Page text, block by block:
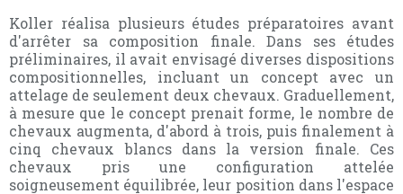
Koller réalisa plusieurs études préparatoires avant
d'arrêter sa composition finale. Dans ses études
préliminaires, il avait envisagé diverses dispositions
compositionnelles, incluant un concept avec un
attelage de seulement deux chevaux. Graduellement,
à mesure que le concept prenait forme, le nombre de
chevaux augmenta, d'abord à trois, puis finalement à
cinq chevaux blancs dans la version finale. Ces
chevaux pris une configuration attelée
soigneusement équilibrée, leur position dans l'espace